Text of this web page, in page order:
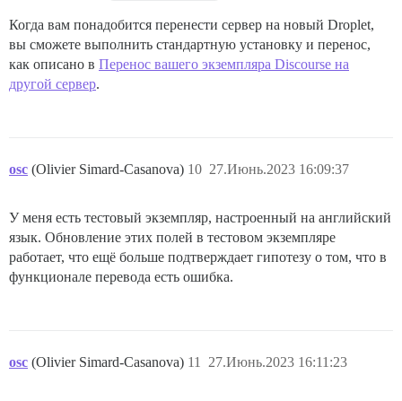
Когда вам понадобится перенести сервер на новый Droplet,
вы сможете выполнить стандартную установку и перенос,
как описано в Перенос вашего экземпляра Discourse на
другой сервер.
osc (Olivier Simard-Casanova) 27.Июнь.2023 16:09:37
10
У меня есть тестовый экземпляр, настроенный на английский
язык. Обновление этих полей в тестовом экземпляре
работает, что ещё больше подтверждает гипотезу о том, что в
функционале перевода есть ошибка.
osc (Olivier Simard-Casanova) 27.Июнь.2023 16:11:23
11